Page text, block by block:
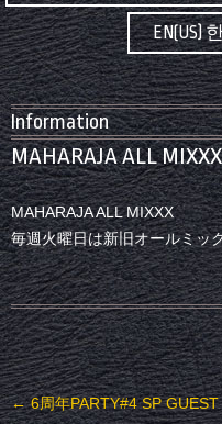
EN(US)
Information
MAHARAJA ALL MIXXX
MAHARAJA ALL MIXXX
毎週火曜日は新旧オールミッ
投稿ナビゲーション
←6周年PARTY#4 SP GUEST